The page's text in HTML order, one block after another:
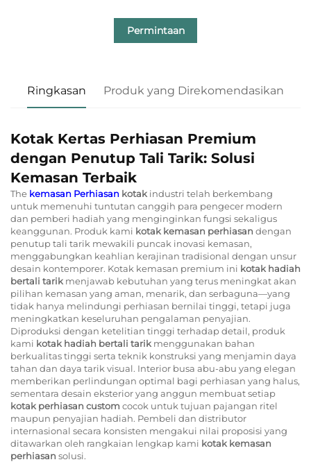
Permintaan
Ringkasan Produk yang Direkomendasikan
Kotak Kertas Perhiasan Premium
dengan Penutup Tali Tarik: Solusi
Kemasan Terbaik
The kemasan Perhiasan kotak industri telah berkembang
untuk memenuhi tuntutan canggih para pengecer modern
dan pemberi hadiah yang menginginkan fungsi sekaligus
keanggunan. Produk kami kotak kemasan perhiasan dengan
penutup tali tarik mewakili puncak inovasi kemasan,
menggabungkan keahlian kerajinan tradisional dengan unsur
desain kontemporer. Kotak kemasan premium ini kotak hadiah
bertali tarik menjawab kebutuhan yang terus meningkat akan
pilihan kemasan yang aman, menarik, dan serbaguna—yang
tidak hanya melindungi perhiasan bernilai tinggi, tetapi juga
meningkatkan keseluruhan pengalaman penyajian.
Diproduksi dengan ketelitian tinggi terhadap detail, produk
kami kotak hadiah bertali tarik menggunakan bahan
berkualitas tinggi serta teknik konstruksi yang menjamin daya
tahan dan daya tarik visual. Interior busa abu-abu yang elegan
memberikan perlindungan optimal bagi perhiasan yang halus,
sementara desain eksterior yang anggun membuat setiap
kotak perhiasan custom cocok untuk tujuan pajangan ritel
maupun penyajian hadiah. Pembeli dan distributor
internasional secara konsisten mengakui nilai proposisi yang
ditawarkan oleh rangkaian lengkap kami kotak kemasan
perhiasan solusi.